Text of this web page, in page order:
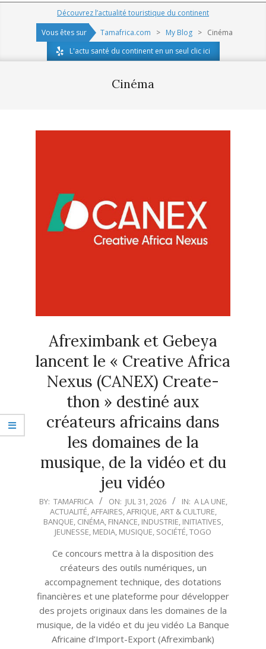
Navigation
Découvrez l’actualité touristique du continent
Vous êtes sur
Tamafrica.com > My Blog > Cinéma
L'actu santé du continent en un seul clic ici
Cinéma
Afreximbank et Gebeya
lancent le « Creative Africa
Nexus (CANEX) Create-
thon » destiné aux
créateurs africains dans
les domaines de la
musique, de la vidéo et du
jeu vidéo
2026-
31
BY: TAMAFRICA ON: JUL 31, 2026 IN: A LA UNE,
ACTUALITÉ,AFFAIRES,AFRIQUE,ART & CULTURE,
BANQUE, CINÉMA, FINANCE, INDUSTRIE, INITIATIVES,
JEUNESSE, MEDIA, MUSIQUE, SOCIÉTÉ,TOGO
Ce concours mettra à la disposition des
créateurs des outils numériques, un
accompagnement technique, des dotations
financières et une plateforme pour développer
des projets originaux dans les domaines de la
musique, de la vidéo et du jeu vidéo La Banque
Africaine d’Import-Export (Afreximbank)